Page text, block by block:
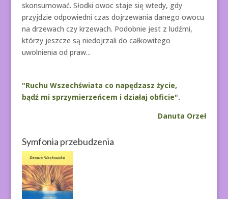
skonsumować. Słodki owoc staje się wtedy, gdy
przyjdzie odpowiedni czas dojrzewania danego owocu
na drzewach czy krzewach. Podobnie jest z ludźmi,
którzy jeszcze są niedojrzali do całkowitego
uwolnienia od praw...
"Ruchu Wszechświata co napędzasz życie,
bądź mi sprzymierzeńcem i działaj obficie".
Danuta Orzeł
Symfonia przebudzenia